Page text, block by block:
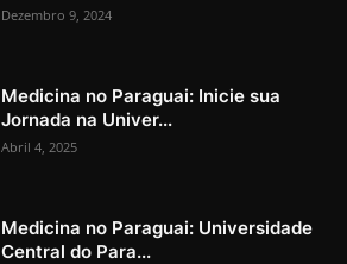
Dezembro 9, 2024
Medicina no Paraguai: Inicie sua
Jornada na Univer...
Abril 4, 2025
Medicina no Paraguai: Universidade
Central do Para...